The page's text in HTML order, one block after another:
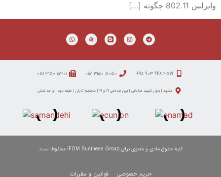
وایرلس 802.11 چگونه […]
۳۵۱۹ ۴۴۸ ۹۰۳ ۹۸+ ۵۰۵۰ ۳۱۵۰ ۰۵۱ ۵۳۰۱ ۳۱۵۰ ۰۵۱
مشهد | بلوار شهید صادقی | بین صادقی ۱۷ و ۱۹ | مجتمع تابان | طبقه دوم | واحد شش
کلیه حقوق مادی و معنوی برای iFOM Business Group محفوظ است.
حریم خصوصی قوانین و مقررات